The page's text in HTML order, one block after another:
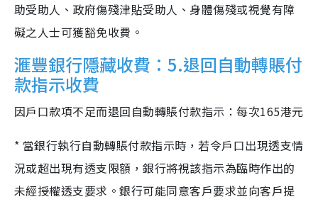
助受助人、政府傷殘津貼受助人、身體傷殘或視覺有障
礙之人士可獲豁免收費。
滙豐銀行隱藏收費：5.退回自動轉賬付
款指示收費
因戶口款項不足而退回自動轉賬付款指示：每次165港元
* 當銀行執行自動轉賬付款指示時，若令戶口出現透支情
況或超出現有透支限額，銀行將視該指示為臨時作出的
未經授權透支要求。銀行可能同意客戶要求並向客戶提